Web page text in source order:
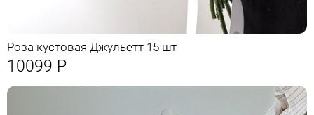
Роза кустовая Джульетт 15 шт
10099 Р